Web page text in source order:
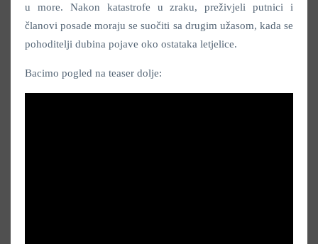
u more. Nakon katastrofe u zraku, preživjeli putnici i
članovi posade moraju se suočiti sa drugim užasom, kada se
pohoditelji dubina pojave oko ostataka letjelice.
Bacimo pogled na teaser dolje: